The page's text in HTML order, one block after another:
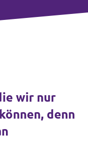
wir nur
denn